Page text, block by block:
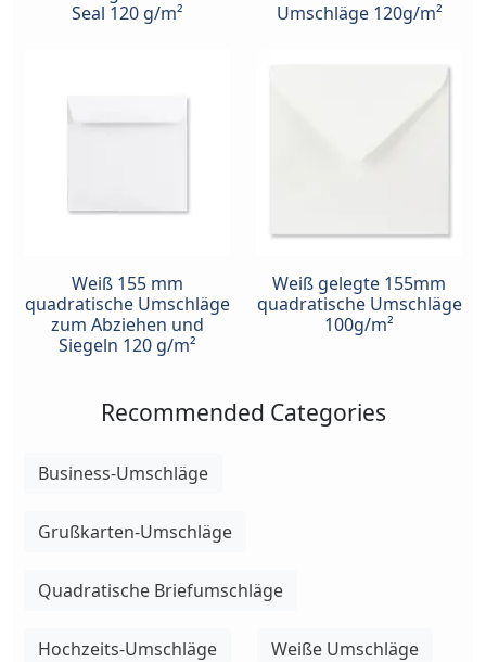
Seal 120 g/m²
Umschläge 120g/m²
Weiß 155 mm
quadratische Umschläge
zum Abziehen und
Siegeln 120 g/m²
Weiß gelegte 155mm
quadratische Umschläge
100g/m²
Recommended Categories
Business-Umschläge
Grußkarten-Umschläge
Quadratische Briefumschläge
Hochzeits-Umschläge Weiße Umschläge